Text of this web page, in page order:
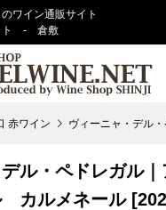
ワイン通販サイト
ト - 倉敷
赤ワイン ヴィーニャ・デル・ペドレガル｜アベス・デル・
ル・ペドレガル｜
カルメネール